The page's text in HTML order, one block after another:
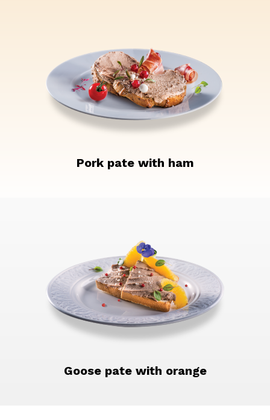
Pork pate with ham
Goose pate with orange